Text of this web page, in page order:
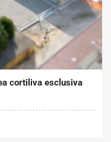
Commerciale:
m2
cortiliva esclusiva